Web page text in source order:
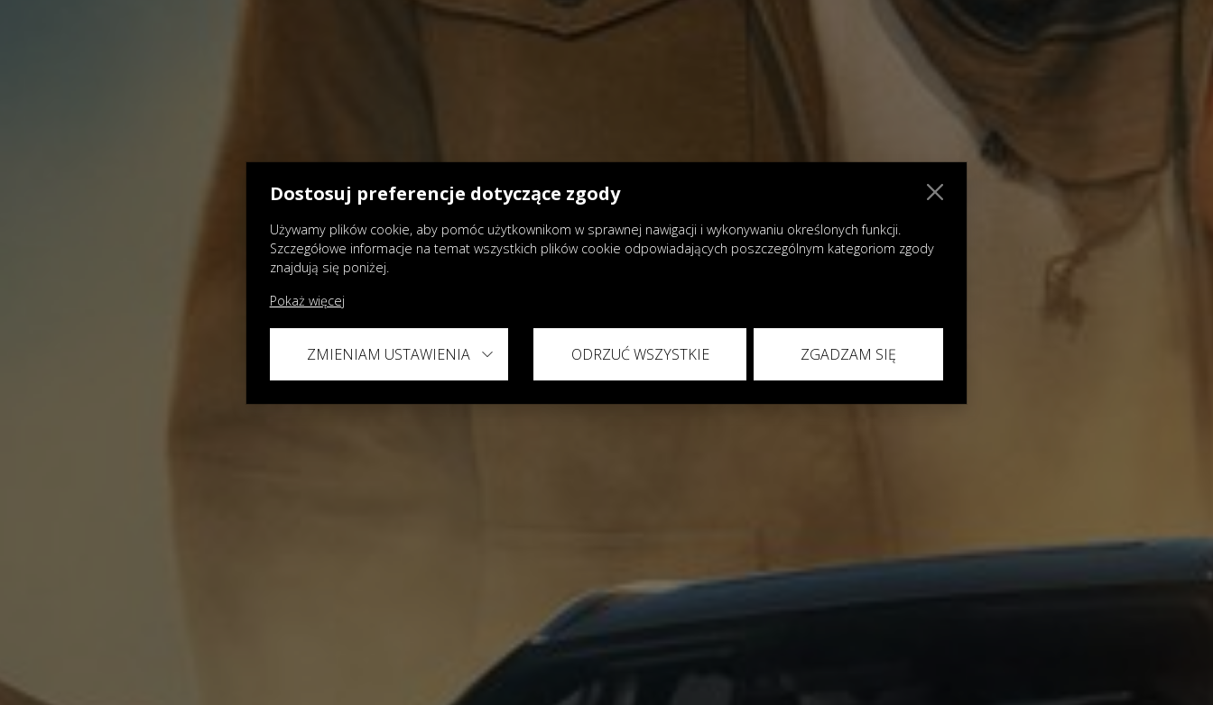
Dostosuj preferencje dotyczące zgody
Używamy plików cookie, aby pomóc użytkownikom w sprawnej nawigacji i wykonywaniu określonych funkcji.
Szczegółowe informacje na temat wszystkich plików cookie odpowiadających poszczególnym kategoriom zgody
znajdują się poniżej.
Pokaż więcej
ZMIENIAM USTAWIENIA ODRZUĆ WSZYSTKIE ZGADZAM SIĘ